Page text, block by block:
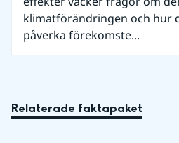
klimatförändringen och hur
påverka förekomste...
Relaterade faktapaket